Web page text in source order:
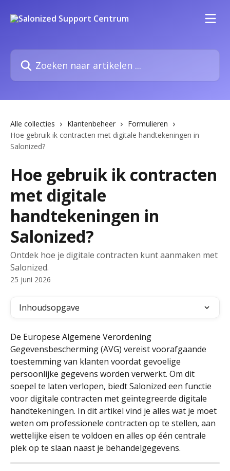
Zoeken naar artikelen ...
Alle collecties Klantenbeheer
Formulieren
Hoe gebruik ik contracten met digitale handtekeningen in
Salonized?
Hoe gebruik ik contracten
met digitale
handtekeningen in
Salonized?
Ontdek hoe je digitale contracten kunt aanmaken met
Salonized.
25 juni 2026
Inhoudsopgave
De Europese Algemene Verordening
Gegevensbescherming (AVG) vereist voorafgaande
toestemming van klanten voordat gevoelige
persoonlijke gegevens worden verwerkt. Om dit
soepel te laten verlopen, biedt Salonized een functie
voor digitale contracten met geïntegreerde digitale
handtekeningen. In dit artikel vind je alles wat je moet
weten om professionele contracten op te stellen, aan
wettelijke eisen te voldoen en alles op één centrale
plek op te slaan naast je behandelgegevens.